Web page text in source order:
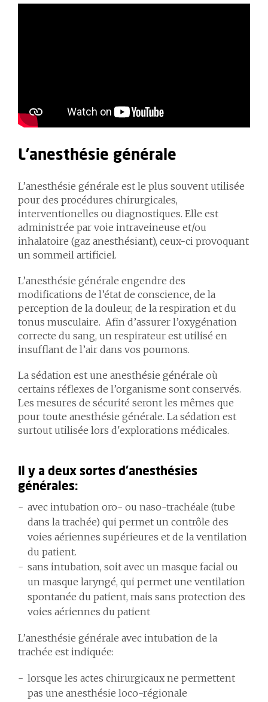
L'anesthésie générale
L’anesthésie générale est le plus souvent utilisée
pour des procédures chirurgicales,
interventionelles ou diagnostiques. Elle est
administrée par voie intraveineuse et/ou
inhalatoire (gaz anesthésiant), ceux-ci provoquant
un sommeil artificiel.
L’anesthésie générale engendre des
modifications de l’état de conscience, de la
perception de la douleur, de la respiration et du
tonus musculaire. Afin d’assurer l’oxygénation
correcte du sang, un respirateur est utilisé en
insufflant de l’air dans vos poumons.
La sédation est une anesthésie générale où
certains réflexes de l’organisme sont conservés.
Les mesures de sécurité seront les mêmes que
pour toute anesthésie générale. La sédation est
surtout utilisée lors d'explorations médicales.
Il y a deux sortes d’anesthésies
générales:
avec intubation oro- ou naso-trachéale (tube
dans la trachée) qui permet un contrôle des
voies aériennes supérieures et de la ventilation
du patient.
sans intubation, soit avec un masque facial ou
un masque laryngé, qui permet une ventilation
spontanée du patient, mais sans protection des
voies aériennes du patient
L’anesthésie générale avec intubation de la
trachée est indiquée:
lorsque les actes chirurgicaux ne permettent
pas une anesthésie loco-régionale